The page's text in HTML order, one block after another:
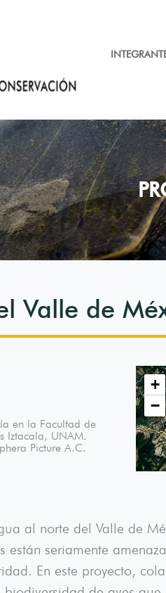
Valle de
en la Facultad de
Iztacala, UNAM.
Picture A.C.
+
−
al norte del Valle de
están seriamente
En este proyecto,